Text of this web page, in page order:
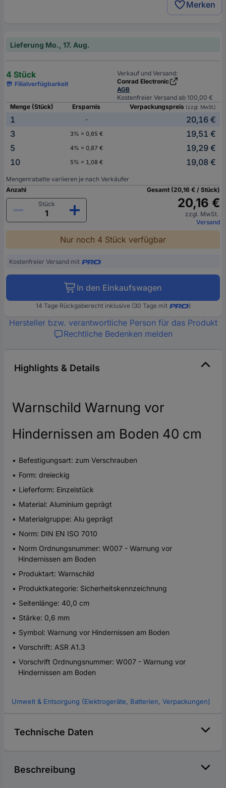
Merken
Lieferung Mo., 17. Aug.
4 Stück
Filialverfügbarkeit
Verkauf und Versand:
Conrad Electronic
AGB
Kostenfreier Versand ab 100,00 €
Menge (Stück)
Ersparnis Verpackungspreis (zzgl. MwSt.)
1 -
20,16 €
3
3% = 0,65 €
19,51 €
5
4% = 0,87 €
19,29 €
10
5% = 1,08 € 19,08 €
Mengenrabatte variieren je nach Verkäufer
Anzahl
Stück
Gesamt (20,16 € / Stück)
20,16 €
zzgl. MwSt.
Versand
Nur noch 4 Stück verfügbar
Kostenfreier Versand mit
In den Einkaufswagen
14 Tage Rückgaberecht inklusive (30 Tage mit )
Hersteller bzw. verantwortliche Person für das Produkt
Rechtliche Bedenken melden
Highlights & Details
Warnschild Warnung vor
Hindernissen am Boden 40 cm
Befestigungsart: zum Verschrauben
Form: dreieckig
Lieferform: Einzelstück
Material: Aluminium geprägt
Materialgruppe: Alu geprägt
Norm: DIN EN ISO 7010
Norm Ordnungsnummer: W007 - Warnung vor
Hindernissen am Boden
Produktart: Warnschild
Produktkategorie: Sicherheitskennzeichnung
Seitenlänge: 40,0 cm
Stärke: 0,6 mm
Symbol: Warnung vor Hindernissen am Boden
Vorschrift: ASR A1.3
Vorschrift Ordnungsnummer: W007 - Warnung vor
Hindernissen am Boden
Umwelt & Entsorgung (Elektrogeräte, Batterien, Verpackungen)
Technische Daten
Beschreibung